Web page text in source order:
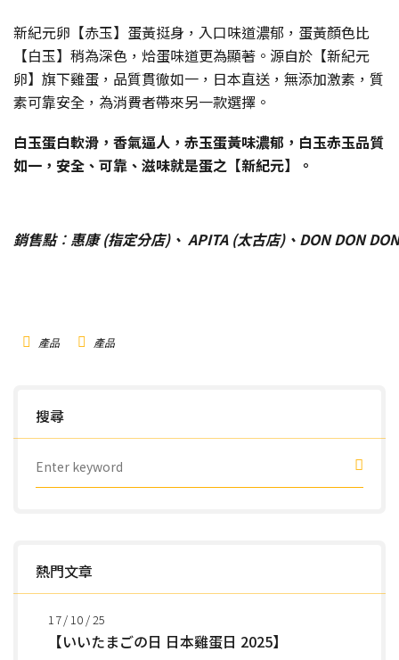
搜尋
熱門文章
17 / 10 / 25
【いいたまごの日 日本雞蛋日 2025】
新紀元卵【赤玉】蛋黃挺身，入口味道濃郁，蛋黃顏色比
【白玉】稍為深色，烚蛋味道更為顯著。源自於【新紀元
卵】旗下雞蛋，品質貫徹如一，日本直送，無添加激素，質
素可靠安全，為消費者帶來另一款選擇。
白玉蛋白軟滑，香氣逼人，赤玉蛋黃味濃郁，白玉赤玉品質
如一，安全、可靠、滋味就是蛋之【新紀元】。
銷售點︰惠康 (指定分店)、 APITA (太古店)、DON DON
產品 產品